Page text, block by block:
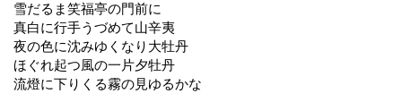
雪だるま笑福亭の門前に
真白に行手うづめて山辛夷
夜の色に沈みゆくなり大牡丹
ほぐれ起つ風の一片夕牡丹
流燈に下りくる霧の見ゆるかな